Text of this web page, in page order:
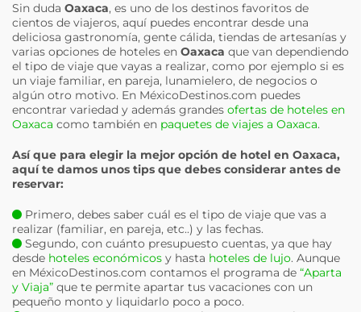
Sin duda Oaxaca, es uno de los destinos favoritos de
cientos de viajeros, aquí puedes encontrar desde una
deliciosa gastronomía, gente cálida, tiendas de artesanías y
varias opciones de hoteles en Oaxaca que van dependiendo
el tipo de viaje que vayas a realizar, como por ejemplo si es
un viaje familiar, en pareja, lunamielero, de negocios o
algún otro motivo. En MéxicoDestinos.com puedes
encontrar variedad y además grandes ofertas de hoteles en
Oaxaca como también en paquetes de viajes a Oaxaca.
Así que para elegir la mejor opción de hotel en Oaxaca,
aquí te damos unos tips que debes considerar antes de
reservar:
Primero, debes saber cuál es el tipo de viaje que vas a
realizar (familiar, en pareja, etc..) y las fechas.
Segundo, con cuánto presupuesto cuentas, ya que hay
desde hoteles económicos y hasta hoteles de lujo. Aunque
en MéxicoDestinos.com contamos el programa de “Aparta
y Viaja” que te permite apartar tus vacaciones con un
pequeño monto y liquidarlo poco a poco.